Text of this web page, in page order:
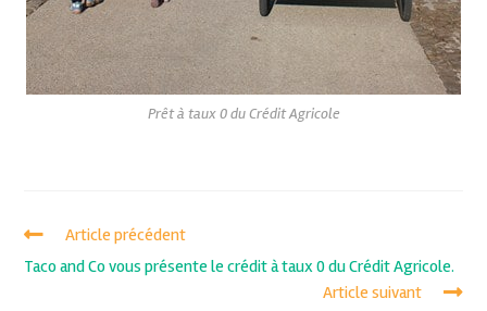
Prêt à taux 0 du Crédit Agricole
Article précédent
Taco and Co vous présente le crédit à taux 0 du Crédit Agricole.
Article suivant